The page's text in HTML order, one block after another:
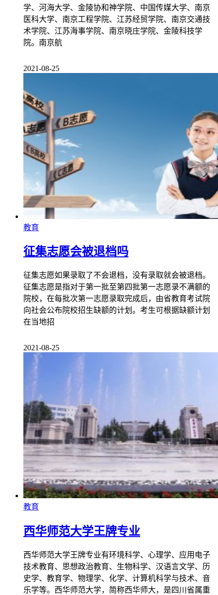
学、河海大学、金陵协和神学院、中国传媒大学、南京
医科大学、南京工程学院、江苏经贸学院、南京交通技
术学院、江苏海事学院、南京晓庄学院、金陵科技学
院。南京航
2021-08-25
教育
征集志愿会被退档吗
征集志愿如果录取了不会退档，没有录取就会被退档。
征集志愿是指对于第一批至第四批第一志愿录不满额的
院校，在每批次第一志愿录取完成后，由省教育考试院
向社会公布院校招生缺额的计划。考生可根据缺额计划
在当地招
2021-08-25
教育
西华师范大学王牌专业
西华师范大学王牌专业有环境科学、心理学、应用电子
技术教育、思想政治教育、生物科学、汉语言文学、历
史学、教育学、物理学、化学、计算机科学与技术、音
乐学等。西华师范大学，简称西华师大，是四川省属重